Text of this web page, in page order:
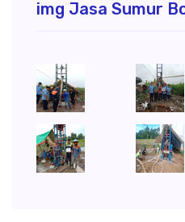
img Jasa Sumur